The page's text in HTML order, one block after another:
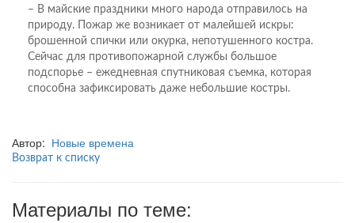
– В майские праздники много народа отправилось на
природу. Пожар же возникает от малейшей искры:
брошенной спички или окурка, непотушенного костра.
Сейчас для противопожарной службы большое
подспорье – ежедневная спутниковая съемка, которая
способна зафиксировать даже небольшие костры.
Автор: Новые времена
Возврат к списку
Материалы по теме: